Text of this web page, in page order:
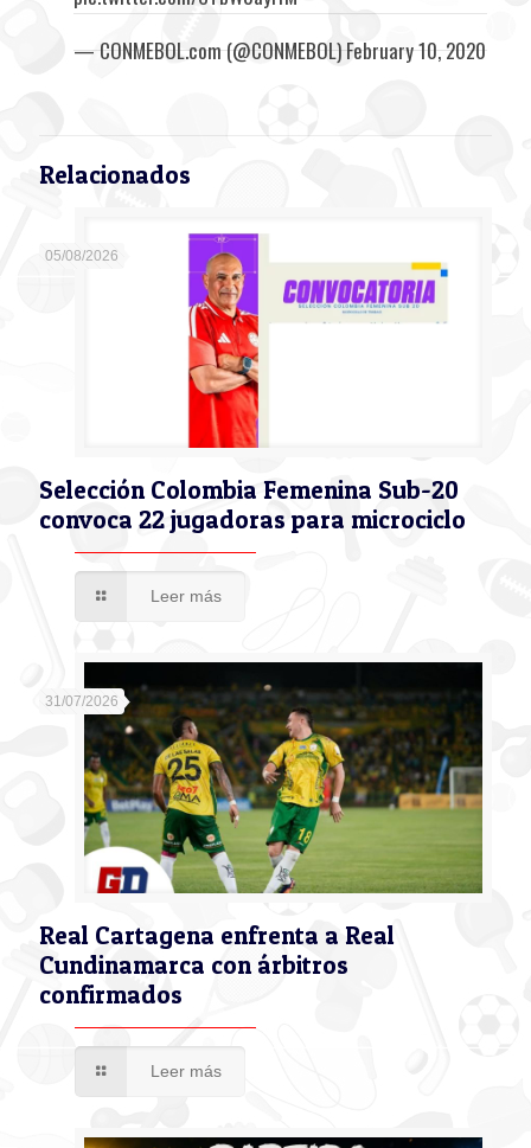
— CONMEBOL.com (@CONMEBOL)February 10, 2020
Relacionados
05/08/2026
Selección Colombia Femenina Sub-20
convoca 22 jugadoras para microciclo
Leer más
31/07/2026
Real Cartagena enfrenta a Real
Cundinamarca con árbitros
confirmados
Leer más